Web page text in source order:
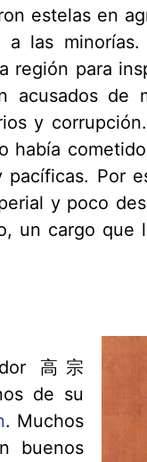
estelas en
las minorías.
región para
acusados de
y
había
Por
y poco
un cargo que
高宗
de su
. Muchos
buenos